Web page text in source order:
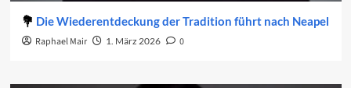
Die Wiederentdeckung der Tradition führt nach Neapel
Raphael Mair 1. März 2026 0